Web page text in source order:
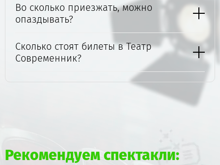
Во сколько приезжать, можно
опаздывать?
Сколько стоят билеты в Театр
Современник?
Рекомендуем спектакли: